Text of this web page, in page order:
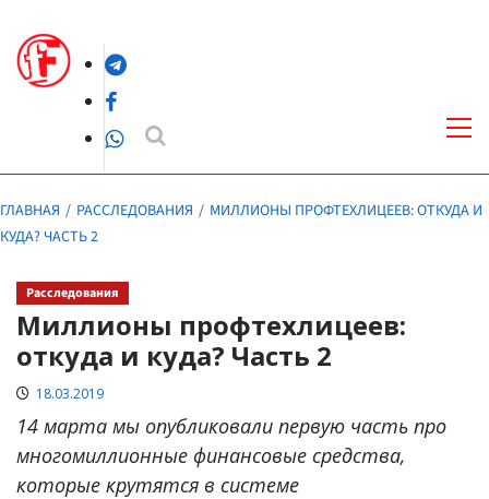
содержимомуTelegram
Facebook
WhatsApp
ГЛАВНАЯ РАССЛЕДОВАНИЯ
МИЛЛИОНЫ ПРОФТЕХЛИЦЕЕВ: ОТКУДА И
КУДА? ЧАСТЬ 2
Расследования
Миллионы профтехлицеев:
откуда и куда? Часть 2
18.03.2019
14 марта мы опубликовали первую часть про
многомиллионные финансовые средства,
которые крутятся в системе